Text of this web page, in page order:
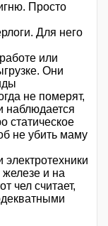
Просто
Для него
или
Они
не померят,
наблюдается
статическое
не убить маму
железе и на
чел считает,